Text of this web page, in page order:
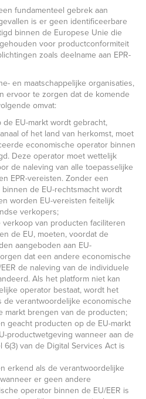
fundamenteel gebrek aan
is er geen identificeerbare
binnen de Europese Unie die
voor productconformiteit
zoals deelname aan EPR-
en maatschappelijke organisaties,
ervoor te zorgen dat de komende
omvat:
EU-markt wordt gebracht,
of het land van herkomst, moet
economische operator binnen
Deze operator moet wettelijk
de naleving van alle toepasselijke
EPR-vereisten. Zonder een
de EU-rechtsmacht wordt
worden EU-vereisten feitelijk
verkopers;
van producten faciliteren
de EU, moeten, voordat de
aangeboden aan EU-
dat een andere economische
de naleving van de individuele
Als het platform niet kan
operator bestaat, wordt het
de verantwoordelijke economische
markt brengen van de producten;
geacht producten op de EU-markt
productwetgeving wanneer aan de
van de Digital Services Act is
erkend als de verantwoordelijke
er geen andere
operator binnen de EU/EER is